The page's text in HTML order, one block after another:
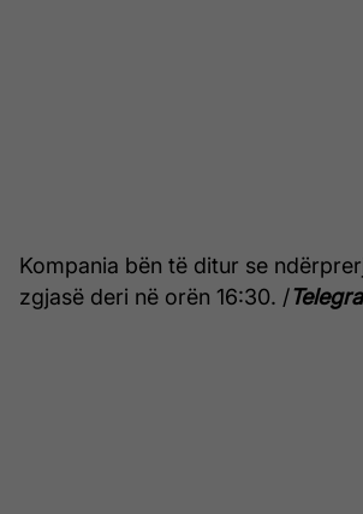
Kompania bën të ditur se
zgjasë deri në orën 16:30. /